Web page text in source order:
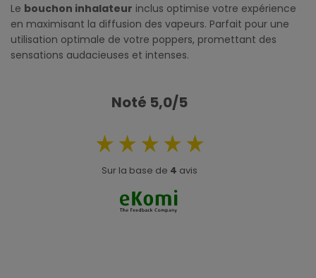
Le bouchon inhalateur inclus optimise votre expérience
en maximisant la diffusion des vapeurs. Parfait pour une
utilisation optimale de votre poppers, promettant des
sensations audacieuses et intenses.
Noté 5,0/5
Sur la base de 4 avis